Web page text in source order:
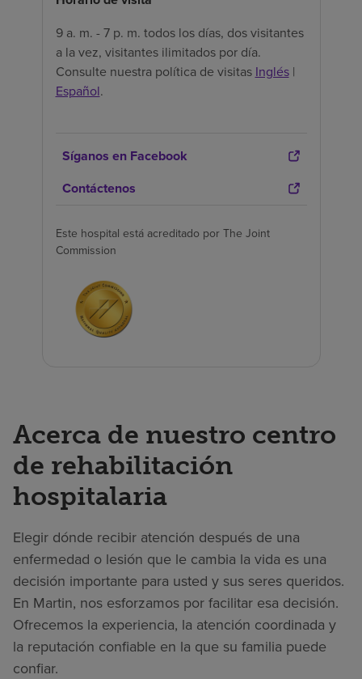
9 a. m. - 7 p. m. todos los días, dos visitantes
a la vez, visitantes ilimitados por día.
Consulte nuestra política de visitas Inglés|
Español.
Síganos en Facebook
Contáctenos
Este hospital está acreditado por The Joint
Commission
Acerca de nuestro centro
de rehabilitación
hospitalaria
Elegir dónde recibir atención después de una
enfermedad o lesión que le cambia la vida es una
decisión importante para usted y sus seres queridos.
En Martin, nos esforzamos por facilitar esa decisión.
Ofrecemos la experiencia, la atención coordinada y
la reputación confiable en la que su familia puede
confiar.